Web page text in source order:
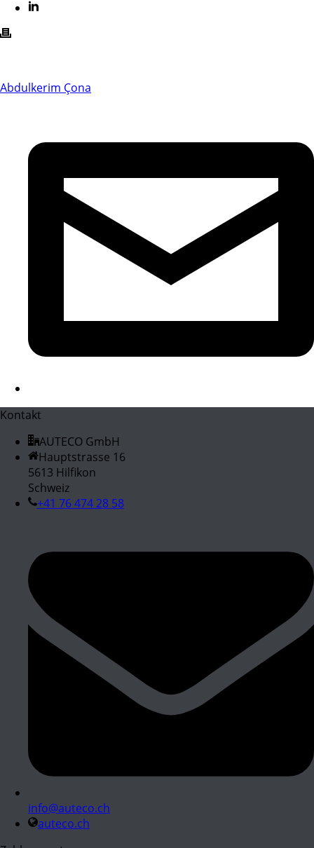
Abdulkerim Çona
Kontakt
AUTECO GmbH
Hauptstrasse 16
5613 Hilfikon
Schweiz
+41 76 474 28 58
info@auteco.ch
auteco.ch